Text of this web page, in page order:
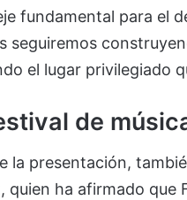
fundamental para el
seguiremos
el lugar privilegiado
de
la presentación,
quien ha afirmado que